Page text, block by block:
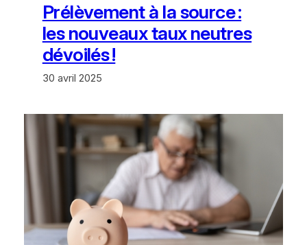
Prélèvement à la source :
les nouveaux taux neutres
dévoilés !
30 avril 2025